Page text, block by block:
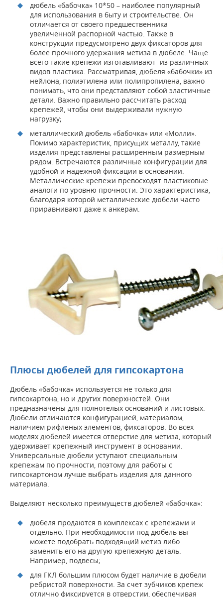
дюбель «бабочка» 10*50 – наиболее популярный
для использования в быту и строительстве. Он
отличается от своего предшественника
увеличенной распорной частью. Также в
конструкции предусмотрено двух фиксаторов для
более прочного удержания метиза в дюбеле. Чаще
всего такие крепежи изготавливают из различных
видов пластика. Рассматривая, дюбеля «бабочки» из
нейлона, полиэтилена или полипропилена, важно
понимать, что они представляют собой эластичные
детали. Важно правильно рассчитать расход
крепежей, чтобы они выдерживали нужную
нагрузку;
металлический дюбель «бабочка» или «Молли».
Помимо характеристик, присущих металлу, такие
изделия представлены расширенным размерным
рядом. Встречаются различные конфигурации для
удобной и надежной фиксации в основании.
Металлические крепежи превосходят пластиковые
аналоги по уровню прочности. Это характеристика,
благодаря которой металлические дюбели часто
приравнивают даже к анкерам.
Плюсы дюбелей для гипсокартона
Дюбель «бабочка» используется не только для
гипсокартона, но и других поверхностей. Они
предназначены для полнотелых оснований и листовых.
Дюбели отличаются конфигурацией, материалом,
наличием рифленых элементов, фиксаторов. Во всех
моделях дюбелей имеется отверстие для метиза, который
удерживает крепежный инструмент в основании.
Универсальные дюбели уступают специальным
крепежам по прочности, поэтому для работы с
гипсокартоном лучше выбрать изделия для данного
материала.
Выделяют несколько преимуществ дюбелей «бабочка»:
дюбеля продаются в комплексах с крепежами и
отдельно. При необходимости под дюбель вы
можете подобрать подходящий метиз либо
заменить его на другую крепежную деталь.
Например, подвесы;
для ГКЛ большим плюсом будет наличие в дюбели
ребристой поверхности. За счет зубчиков крепеж
отлично фиксируется в отверстии, обеспечивая